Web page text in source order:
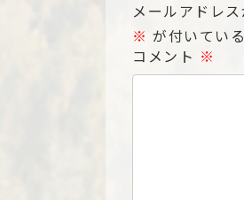
メールアドレ
※ が付いてい
コメント ※